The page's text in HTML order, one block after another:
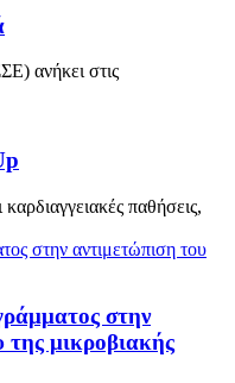
ανήκει στις
παθήσεις,
στην
της μικροβιακής